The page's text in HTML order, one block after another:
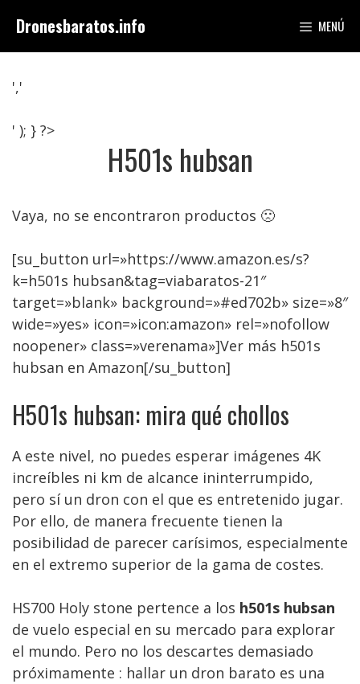
contenido
Dronesbaratos.info MENÚ
','
' ); } ?>
H501s hubsan
Vaya, no se encontraron productos 🙁
[su_button url=»https://www.amazon.es/s?
k=h501s hubsan&tag=viabaratos-21″
target=»blank» background=»#ed702b» size=»8″
wide=»yes» icon=»icon:amazon» rel=»nofollow
noopener» class=»verenama»]Ver más h501s
hubsan en Amazon[/su_button]
H501s hubsan: mira qué chollos
A este nivel, no puedes esperar imágenes 4K
increíbles ni km de alcance ininterrumpido,
pero sí un dron con el que es entretenido jugar.
Por ello, de manera frecuente tienen la
posibilidad de parecer carísimos, especialmente
en el extremo superior de la gama de costes.
HS700 Holy stone pertence a los h501s hubsan
de vuelo especial en su mercado para explorar
el mundo. Pero no los descartes demasiado
próximamente : hallar un dron barato es una